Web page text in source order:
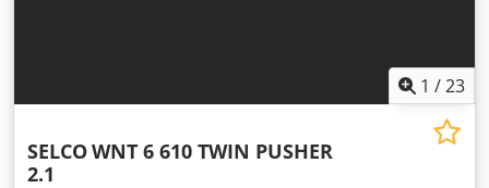
1 /23
SELCOWNT 6 610 TWIN PUSHER
2.1